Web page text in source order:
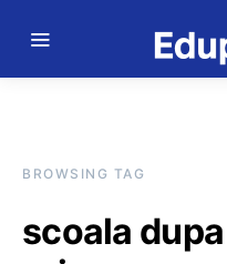
BROWSING TAG
scoala